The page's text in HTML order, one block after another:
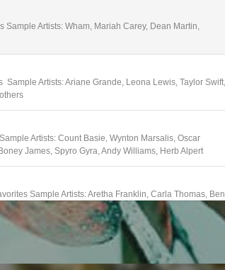
Artists: Wham, Mariah Carey, Dean Martin,
Artists: Ariane Grande, Leona Lewis, Taylor Swift,
Artists: Count Basie, Wynton Marsalis, Oscar
James, Spyro Gyra, Andy Williams, Herb Alpert
Sample Artists: Aretha Franklin, Carla Thomas, Ben
White, The Platters
Artists: Sharon Jones and The Dap-Kings, Andra Day,
Michale Buble, Norah Jones